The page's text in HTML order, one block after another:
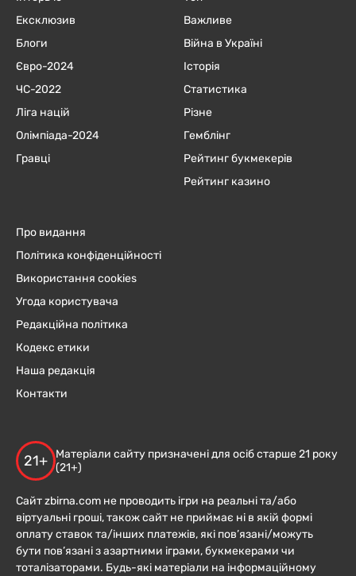
Ексклюзив
Блоги
Євро-2024
ЧC-2022
Ліга націй
Олімпіада-2024
Гравці
Важливе
Війна в Україні
Історія
Статистика
Різне
Гемблінг
Рейтинг букмекерів
Рейтинг казино
Про видання
Політика конфіденційності
Використання cookies
Угода користувача
Редакційна політика
Кодекс етики
Наша редакція
Контакти
21+
Матеріали сайту призначені для осіб старше 21 року
(21+)
Сайт zbirna.com не проводить ігри на реальні та/або
віртуальні гроші, також сайт не приймає ні в якій формі
оплату ставок та/інших платежів, які пов’язані/можуть
бути пов’язані з азартними іграми, букмекерами чи
тоталізаторами. Будь-які матеріали на інформаційному